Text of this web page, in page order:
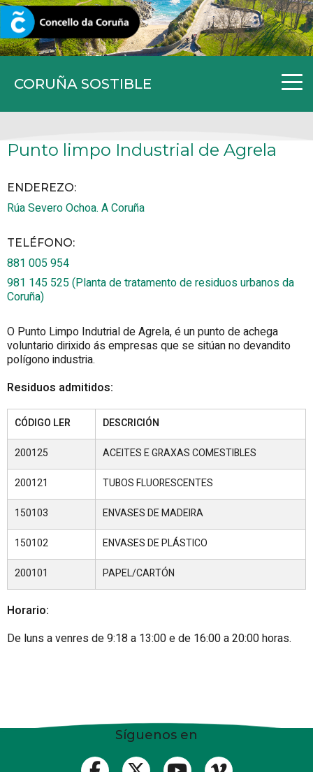
CORUÑA SOSTIBLE
CORUNA.GAL
Punto limpo Industrial de Agrela
ENDEREZO:
Rúa Severo Ochoa. A Coruña
TELÉFONO:
881 005 954
981 145 525 (Planta de tratamento de residuos urbanos da
Coruña)
O Punto Limpo Indutrial de Agrela, é un punto de achega
voluntario dirixido ás empresas que se sitúan no devandito
polígono industria.
Residuos admitidos:
CÓDIGO LER DESCRICIÓN
200125 ACEITES E GRAXAS COMESTIBLES
200121 TUBOS FLUORESCENTES
150103 ENVASES DE MADEIRA
150102 ENVASES DE PLÁSTICO
200101 PAPEL/CARTÓN
Horario:
De luns a venres de 9:18 a 13:00 e de 16:00 a 20:00 horas.
Síguenos en